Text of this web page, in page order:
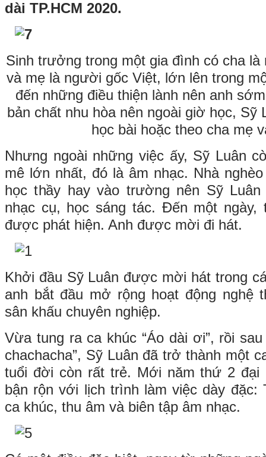
dài TP.HCM 2020.
Sinh trưởng trong một gia đình có cha
và mẹ là người gốc Việt, lớn lên trong
đến những điều thiện lành nên anh
bản chất nhu hòa nên ngoài giờ học, Sỹ
học bài hoặc theo cha mẹ
Nhưng ngoài những việc ấy, Sỹ Luân
mê lớn nhất, đó là âm nhạc. Nhà
học thầy hay vào trường nên Sỹ
nhạc cụ, học sáng tác. Đến một ngày,
được phát hiện. Anh được mời đi hát.
Khởi đầu Sỹ Luân được mời hát trong
anh bắt đầu mở rộng hoạt động nghệ
sân khấu chuyên nghiệp.
Vừa tung ra ca khúc “Áo dài ơi”, rồi
chachacha”, Sỹ Luân đã trở thành một
tuổi đời còn rất trẻ. Mới năm thứ 2 đại
bận rộn với lịch trình làm việc dày
ca khúc, thu âm và biên tập âm nhạc.